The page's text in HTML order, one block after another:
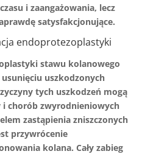
i zaangażowania, lecz
satysfakcjonujące.
endoprotezoplastyki
stawu kolanowego
uszkodzonych
tych uszkodzeń mogą
i chorób zwyrodnieniowych
zastąpienia zniszczonych
przywrócenie
kolana. Cały zabieg